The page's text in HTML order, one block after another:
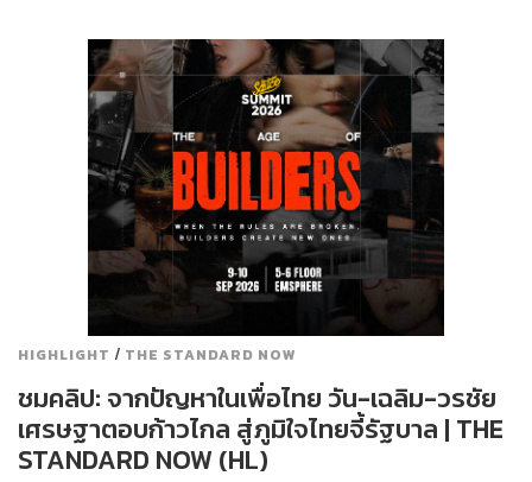
HIGHLIGHT / THE STANDARD NOW
ชมคลิป: จากปัญหาในเพื่อไทย วัน-เฉลิม-วรชัย
เศรษฐาตอบก้าวไกล สู่ภูมิใจไทยจี้รัฐบาล | THE
STANDARD NOW (HL)